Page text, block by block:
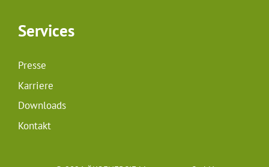
Services
Presse
Karriere
Downloads
Kontakt